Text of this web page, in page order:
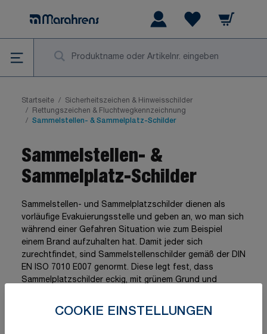
COOKIE EINSTELLUNGEN
Warenkorb
Startseite /
Sicherheitszeichen & Hinweisschilder
/
Rettungszeichen & Fluchtwegkennzeichnung
/ Sammelstellen- & Sammelplatz-Schilder
Sammelstellen- &
Sammelplatz-Schilder
Sammelstellen- und Sammelplatzschilder dienen als
vorläufige Evakuierungsstelle und geben an, wo man sich
während einer Gefahren Situation wie zum Beispiel
einem Brand aufzuhalten hat. Damit jeder sich
zurechtfindet, sind Sammelstellenschilder gemäß der DIN
EN ISO 7010 E007 genormt. Diese legt fest, dass
Sammelplatzschilder eckig, mit grünem Grund und
von LimarLite® sind langnachleuchtend mit